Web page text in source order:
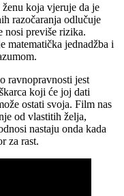
koja vjeruje da je
razočaranja odlučuje
nosi previše rizika.
matematička jednadžba i
ravnopravnosti jest
koji će joj dati
ostati svoja. Film nas
od vlastitih želja,
nastaju onda kada
za rast.